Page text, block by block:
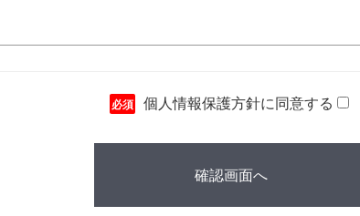
必須 個人情報保護方針に同意する